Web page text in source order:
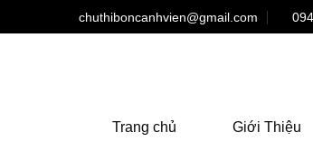
to
chuthiboncanhvien@gmail.com
Trang chủ Giới Thiệu